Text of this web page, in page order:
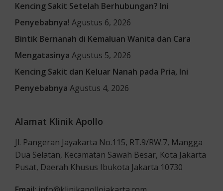
Kencing Sakit Setelah Berhubungan? Ini
Penyebabnya! Agustus 6, 2026
Bintik Bernanah di Kemaluan Wanita dan Cara
Mengatasinya Agustus 5, 2026
Kencing Sakit dan Keluar Nanah pada Pria, Ini
Penyebabnya Agustus 4, 2026
Alamat Klinik Apollo
Jl. Pangeran Jayakarta No.115, RT.9/RW.7, Mangga
Dua Selatan, Kecamatan Sawah Besar, Kota Jakarta
Pusat, Daerah Khusus Ibukota Jakarta 10730